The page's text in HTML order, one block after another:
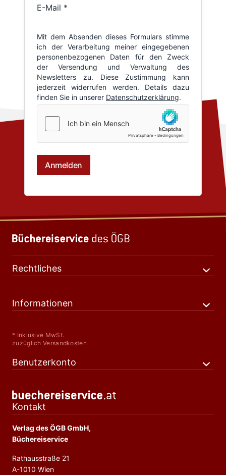
Rechtliches
Informationen
* Inklusive MwSt.
zuzüglich Versandkosten
Benutzerkonto
Kontakt
Verlag des ÖGB GmbH,
Büchereiservice
Rathausstraße 21
A-1010 Wien